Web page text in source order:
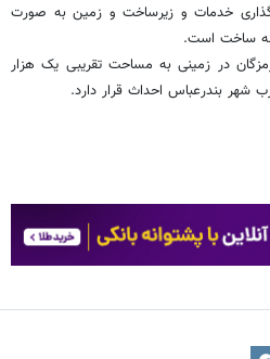
مالیاتی ۱۳ ساله، واگذاری خدمات و زیرساخت و زمین به صورت
ساخت است.
در زمینی به مساحت تقریبی یک هزار
شهر بندرعباس احداث قرار دارد.